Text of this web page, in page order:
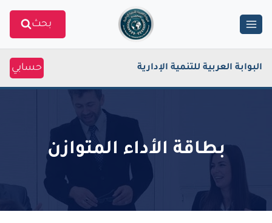
بحث
البوابة العربية للتنمية الإدارية حسابي
بطاقة الأداء المتوازن